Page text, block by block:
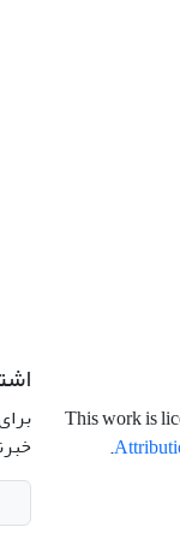
This work is
.